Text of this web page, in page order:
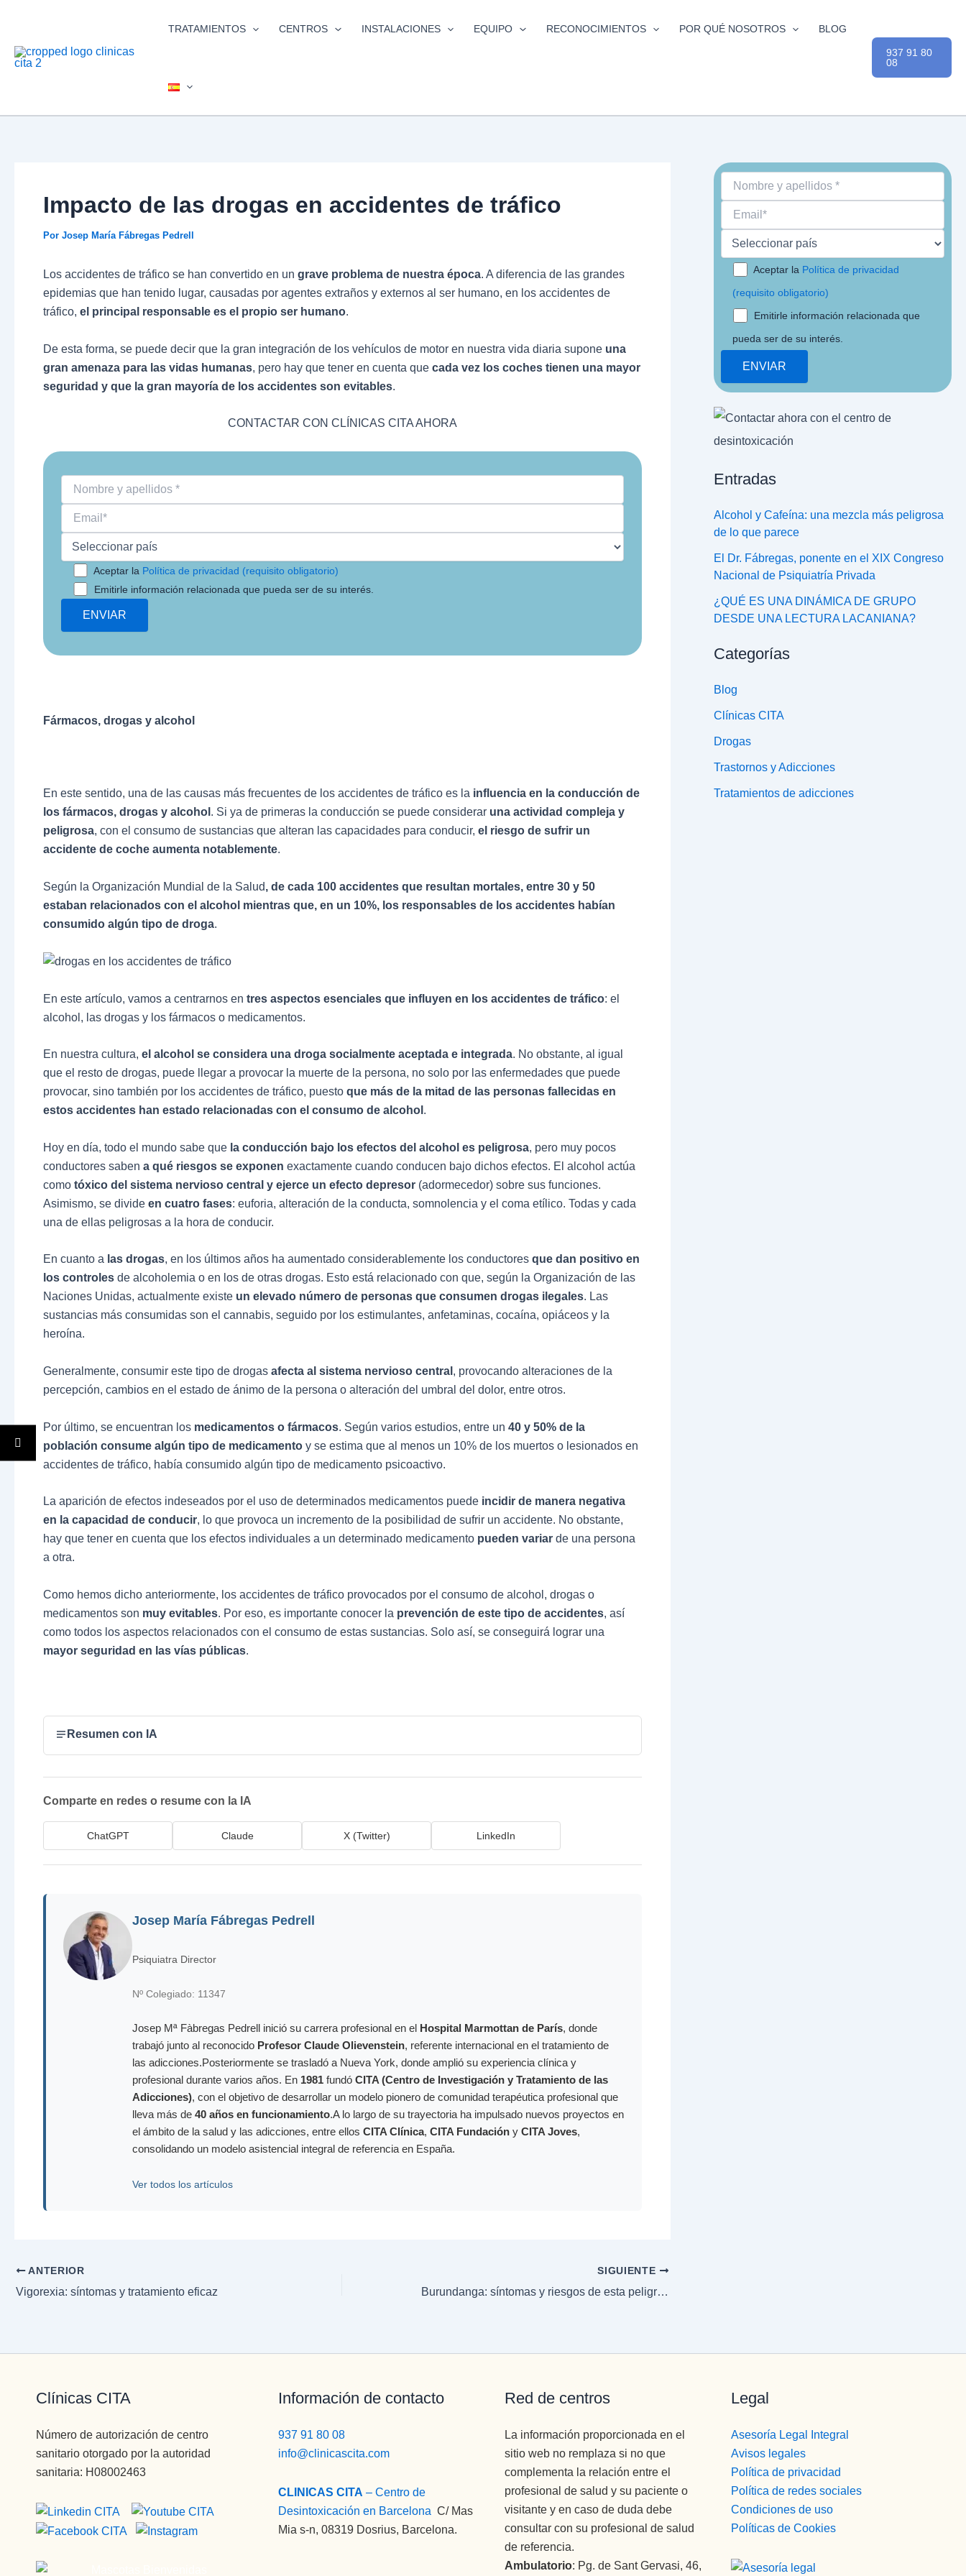
contenido
TRATAMIENTOS CENTROS INSTALACIONES EQUIPO RECONOCIMIENTOS POR QUÉ NOSOTROS BLOG
937 91 80
08
Impacto de las drogas en accidentes de tráfico
Por Josep María Fábregas Pedrell
Los accidentes de tráfico se han convertido en un grave problema de nuestra época. A diferencia de las grandes
epidemias que han tenido lugar, causadas por agentes extraños y externos al ser humano, en los accidentes de
tráfico, el principal responsable es el propio ser humano.
De esta forma, se puede decir que la gran integración de los vehículos de motor en nuestra vida diaria supone una
gran amenaza para las vidas humanas, pero hay que tener en cuenta que cada vez los coches tienen una mayor
seguridad y que la gran mayoría de los accidentes son evitables.
CONTACTAR CON CLÍNICAS CITA AHORA
Aceptar la Política de privacidad (requisito obligatorio)
Emitirle información relacionada que pueda ser de su interés.
Fármacos, drogas y alcohol
En este sentido, una de las causas más frecuentes de los accidentes de tráfico es la influencia en la conducción de
los fármacos, drogas y alcohol . Si ya de primeras la conducción se puede considerar una actividad compleja y
peligrosa, con el consumo de sustancias que alteran las capacidades para conducir, el riesgo de sufrir un
accidente de coche aumenta notablemente.
Según la Organización Mundial de la Salud, de cada 100 accidentes que resultan mortales, entre 30 y 50
estaban relacionados con el alcohol mientras que, en un 10%, los responsables de los accidentes habían
consumido algún tipo de droga.
En este artículo, vamos a centrarnos en tres aspectos esenciales que influyen en los accidentes de tráfico: el
alcohol, las drogas y los fármacos o medicamentos.
En nuestra cultura, el alcohol se considera una droga socialmente aceptada e integrada. No obstante, al igual
que el resto de drogas, puede llegar a provocar la muerte de la persona, no solo por las enfermedades que puede
provocar, sino también por los accidentes de tráfico, puesto que más de la mitad de las personas fallecidas en
estos accidentes han estado relacionadas con el consumo de alcohol .
Hoy en día, todo el mundo sabe que la conducción bajo los efectos del alcohol es peligrosa, pero muy pocos
conductores saben a qué riesgos se exponen exactamente cuando conducen bajo dichos efectos. El alcohol actúa
como tóxico del sistema nervioso central y ejerce un efecto depresor (adormecedor) sobre sus funciones.
Asimismo, se divide en cuatro fases: euforia, alteración de la conducta, somnolencia y el coma etílico. Todas y cada
una de ellas peligrosas a la hora de conducir.
En cuanto a las drogas, en los últimos años ha aumentado considerablemente los conductores que dan positivo en
los controles de alcoholemia o en los de otras drogas. Esto está relacionado con que, según la Organización de las
Naciones Unidas, actualmente existe un elevado número de personas que consumen drogas ilegales. Las
sustancias más consumidas son el cannabis, seguido por los estimulantes, anfetaminas, cocaína, opiáceos y la
heroína.
Generalmente, consumir este tipo de drogas afecta al sistema nervioso central , provocando alteraciones de la
percepción, cambios en el estado de ánimo de la persona o alteración del umbral del dolor, entre otros.
Por último, se encuentran los medicamentos o fármacos. Según varios estudios, entre un 40 y 50% de la
población consume algún tipo de medicamento y se estima que al menos un 10% de los muertos o lesionados en
accidentes de tráfico, había consumido algún tipo de medicamento psicoactivo.
La aparición de efectos indeseados por el uso de determinados medicamentos puede incidir de manera negativa
en la capacidad de conducir, lo que provoca un incremento de la posibilidad de sufrir un accidente. No obstante,
hay que tener en cuenta que los efectos individuales a un determinado medicamento pueden variar de una persona
a otra.
Como hemos dicho anteriormente, los accidentes de tráfico provocados por el consumo de alcohol, drogas o
medicamentos son muy evitables. Por eso, es importante conocer la prevención de este tipo de accidentes, así
como todos los aspectos relacionados con el consumo de estas sustancias. Solo así, se conseguirá lograr una
mayor seguridad en las vías públicas.
Resumen con IA
Comparte en redes o resume con la IA
ChatGPT Claude X (Twitter) LinkedIn
Josep María Fábregas Pedrell
Psiquiatra Director
Nº Colegiado: 11347
Josep Mª Fàbregas Pedrell inició su carrera profesional en el Hospital Marmottan de París, donde
trabajó junto al reconocido Profesor Claude Olievenstein, referente internacional en el tratamiento de
las adicciones.Posteriormente se trasladó a Nueva York, donde amplió su experiencia clínica y
profesional durante varios años. En 1981 fundó CITA (Centro de Investigación y Tratamiento de las
Adicciones), con el objetivo de desarrollar un modelo pionero de comunidad terapéutica profesional que
lleva más de 40 años en funcionamiento.A lo largo de su trayectoria ha impulsado nuevos proyectos en
el ámbito de la salud y las adicciones, entre ellos CITA Clínica, CITA Fundación y CITA Joves,
consolidando un modelo asistencial integral de referencia en España.
Ver todos los artículos
ANTERIOR
Vigorexia: síntomas y tratamiento eficaz
SIGUIENTE
Burundanga: síntomas y riesgos de esta peligrosa droga
Aceptar la Política de privacidad
(requisito obligatorio)
Emitirle información relacionada que
pueda ser de su interés.
Entradas
Alcohol y Cafeína: una mezcla más peligrosa
de lo que parece
El Dr. Fábregas, ponente en el XIX Congreso
Nacional de Psiquiatría Privada
¿QUÉ ES UNA DINÁMICA DE GRUPO
DESDE UNA LECTURA LACANIANA?
Categorías
Blog
Clínicas CITA
Drogas
Trastornos y Adicciones
Tratamientos de adicciones
Clínicas CITA
Número de autorización de centro
sanitario otorgado por la autoridad
sanitaria: H08002463
Información de contacto
937 91 80 08
info@clinicascita.com
CLINICAS CITA – Centro de
Desintoxicación en Barcelona :C/ Mas
Mia s-n, 08319 Dosrius, Barcelona.
Red de centros
La información proporcionada en el
sitio web no remplaza si no que
complementa la relación entre el
profesional de salud y su paciente o
visitante y en caso de duda debe
consultar con su profesional de salud
de referencia.
Ambulatorio: Pg. de Sant Gervasi, 46,
Legal
Asesoría Legal Integral
Avisos legales
Política de privacidad
Política de redes sociales
Condiciones de uso
Políticas de Cookies